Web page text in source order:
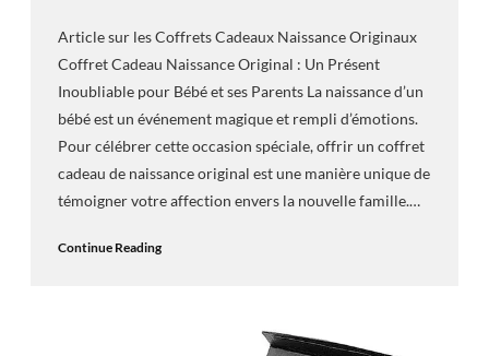
Article sur les Coffrets Cadeaux Naissance Originaux
Coffret Cadeau Naissance Original : Un Présent
Inoubliable pour Bébé et ses Parents La naissance d’un
bébé est un événement magique et rempli d’émotions.
Pour célébrer cette occasion spéciale, offrir un coffret
cadeau de naissance original est une manière unique de
témoigner votre affection envers la nouvelle famille.…
Continue Reading